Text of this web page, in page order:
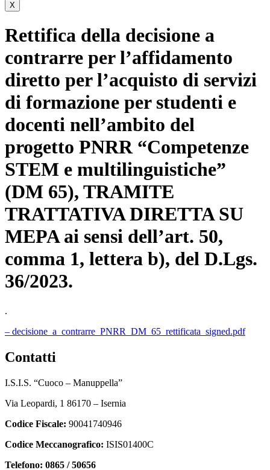
X
Rettifica della decisione a
contrarre per l’affidamento
diretto per l’acquisto di servizi
di formazione per studenti e
docenti nell’ambito del
progetto PNRR “Competenze
STEM e multilinguistiche”
(DM 65), TRAMITE
TRATTATIVA DIRETTA SU
MEPA ai sensi dell’art. 50,
comma 1, lettera b), del D.Lgs.
36/2023.
.
– decisione_a_contrarre_PNRR_DM_65_rettificata_signed.pdf
contatti
I.S.I.S. “Cuoco – Manuppella”
Via Leopardi, 1 86170 – Isernia
Codice Fiscale: 90041740946
Codice Meccanografico: ISIS01400C
Telefono: 0865 / 50656